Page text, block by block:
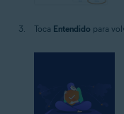
Toca Entendido para